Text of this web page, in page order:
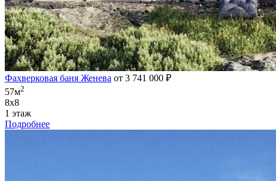
Фахверковая баня Женева от 3 741 000 ₽
57м2
8х8
1 этаж
Подробнее